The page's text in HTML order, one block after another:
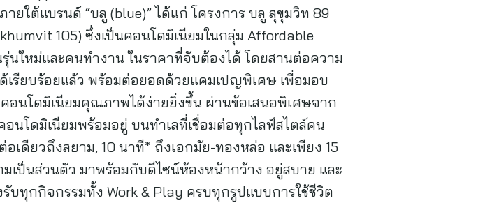
ยใต้แบรนด์ “บลู (blue)” ได้แก่ โครงการ บลู สุขุมวิท 89
105) ซึ่งเป็นคอนโดมิเนียมในกลุ่ม Affordable
ใหม่และคนทำงาน ในราคาที่จับต้องได้ โดยสานต่อความ
เรียบร้อยแล้ว พร้อมต่อยอดด้วยแคมเปญพิเศษ เพื่อมอบ
อนโดมิเนียมคุณภาพได้ง่ายยิ่งขึ้น ผ่านข้อเสนอพิเศษจาก
นโดมิเนียมพร้อมอยู่ บนทำเลที่เชื่อมต่อทุกไลฟ์สไตล์คน
เดียวถึงสยาม, 10 นาที* ถึงเอกมัย-ทองหล่อ และเพียง 15
ป็นส่วนตัว มาพร้อมกับดีไซน์ห้องหน้ากว้าง อยู่สบาย และ
บทุกกิจกรรมทั้ง Work & Play ครบทุกรูปแบบการใช้ชีวิต